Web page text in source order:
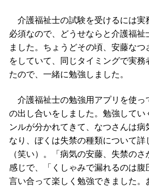
介護福祉士の試験を受けるには実
必須なので、どうせならと介護福祉
ました。ちょうどその頃、安藤な
をしていて、同じタイミングで実務
たので、一緒に勉強しました。
介護福祉士の勉強用アプリを使っ
の出し合いをしました。勉強してい
ンルが分かれてきて、なつさんは病
なり、ぼくは失禁の種類について詳
（笑い）。「病気の安藤、失禁の
感じで、「くしゃみで漏れるのは腹
言い合って楽しく勉強できました。